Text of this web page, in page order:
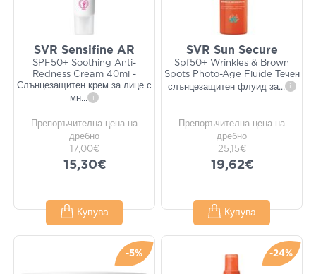
SVR Sensifine AR
SPF50+ Soothing Anti-
Redness Cream 40ml -
Слънцезащитен крем за лице с
мн... i
Препоръчителна цена на
дребно
17,00€
15,30€
Купува
SVR Sun Secure
Spf50+ Wrinkles & Brown
Spots Photo-Age Fluide Течен
слънцезащитен флуид за... i
Препоръчителна цена на
дребно
25,15€
19,62€
Купува
-5% -24%